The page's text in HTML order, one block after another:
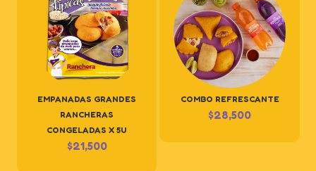
EMPANADAS GRANDES
RANCHERAS
CONGELADAS X 5U
$21,500
COMBO REFRESCANTE
$28,500